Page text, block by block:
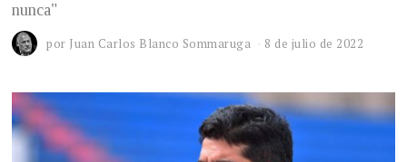
nunca"
por Juan Carlos Blanco Sommaruga 8 de julio de 2022